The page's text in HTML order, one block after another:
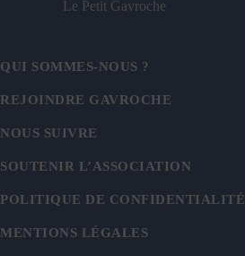
Le Petit Gavroche
QUI SOMMES-NOUS ?
REJOINDRE GAVROCHE
NOUS SUIVRE
SOUTENIR L’ASSOCIATION
POLITIQUE DE CONFIDENTIALITÉ
MENTIONS LÉGALES